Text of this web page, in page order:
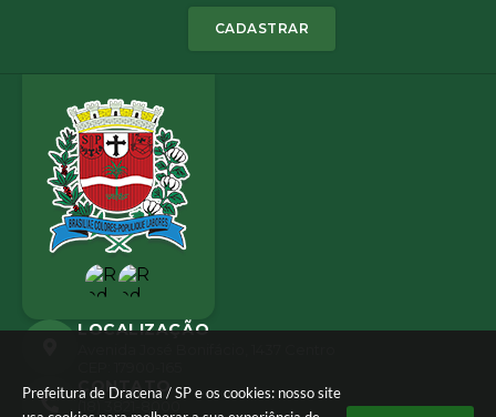
Prefeitura de Dracena / SP e os cookies: nosso site
CADASTRAR
LOCALIZAÇÃO
CONTATO